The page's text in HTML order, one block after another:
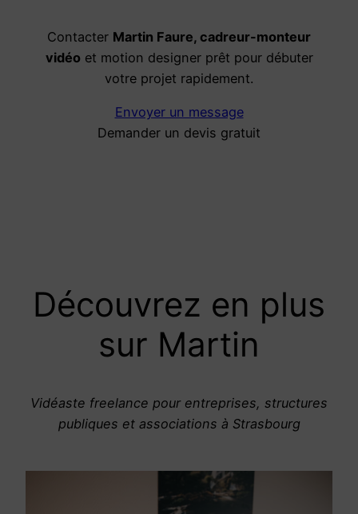
Contacter Martin Faure, cadreur-monteur
vidéoet motion designer prêt pour débuter
votre projet rapidement.
Envoyer un message
Demander un devis gratuit
Découvrez en plus
sur Martin
Vidéaste freelance pour entreprises, structures
publiques et associations à Strasbourg